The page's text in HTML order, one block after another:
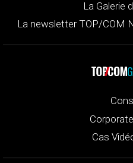
La Galerie
La newsletter TOP/COM
Cas